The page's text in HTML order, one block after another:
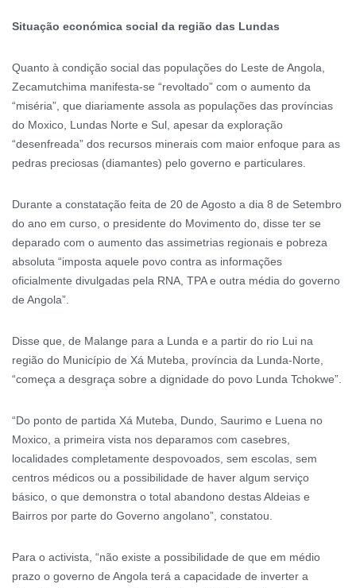
Situação económica social da região das Lundas
Quanto à condição social das populações do Leste de Angola,
Zecamutchima manifesta-se “revoltado” com o aumento da
“miséria”, que diariamente assola as populações das províncias
do Moxico, Lundas Norte e Sul, apesar da exploração
“desenfreada” dos recursos minerais com maior enfoque para as
pedras preciosas (diamantes) pelo governo e particulares.
Durante a constatação feita de 20 de Agosto a dia 8 de Setembro
do ano em curso, o presidente do Movimento do, disse ter se
deparado com o aumento das assimetrias regionais e pobreza
absoluta “imposta aquele povo contra as informações
oficialmente divulgadas pela RNA, TPA e outra média do governo
de Angola”.
Disse que, de Malange para a Lunda e a partir do rio Lui na
região do Município de Xá Muteba, província da Lunda-Norte,
“começa a desgraça sobre a dignidade do povo Lunda Tchokwe”.
“Do ponto de partida Xá Muteba, Dundo, Saurimo e Luena no
Moxico, a primeira vista nos deparamos com casebres,
localidades completamente despovoados, sem escolas, sem
centros médicos ou a possibilidade de haver algum serviço
básico, o que demonstra o total abandono destas Aldeias e
Bairros por parte do Governo angolano”, constatou.
Para o activista, “não existe a possibilidade de que em médio
prazo o governo de Angola terá a capacidade de inverter a